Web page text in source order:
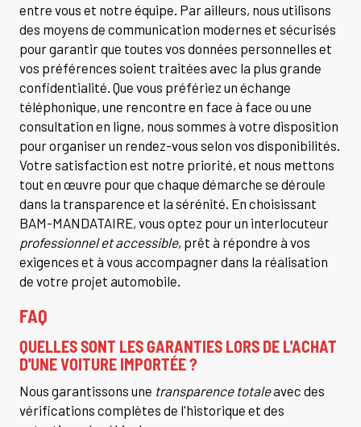
entre vous et notre équipe. Par ailleurs, nous utilisons
des moyens de communication modernes et sécurisés
pour garantir que toutes vos données personnelles et
vos préférences soient traitées avec la plus grande
confidentialité. Que vous préfériez un échange
téléphonique, une rencontre en face à face ou une
consultation en ligne, nous sommes à votre disposition
pour organiser un rendez-vous selon vos disponibilités.
Votre satisfaction est notre priorité, et nous mettons
tout en œuvre pour que chaque démarche se déroule
dans la transparence et la sérénité. En choisissant
BAM-MANDATAIRE, vous optez pour un interlocuteur
professionnel et accessible, prêt à répondre à vos
exigences et à vous accompagner dans la réalisation
de votre projet automobile.
FAQ
QUELLES SONT LES GARANTIES LORS DE L'ACHAT
D'UNE VOITURE IMPORTÉE ?
Nous garantissons une transparence totaleavec des
vérifications complètes de l'historique et des